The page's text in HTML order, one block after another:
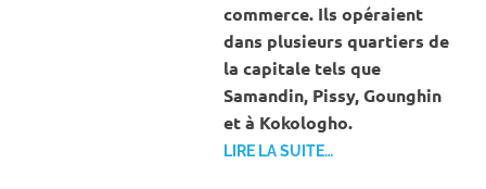
commerce. Ils opéraient
dans plusieurs quartiers de
la capitale tels que
Samandin, Pissy, Gounghin
et à Kokologho.
LIRE LA SUITE…